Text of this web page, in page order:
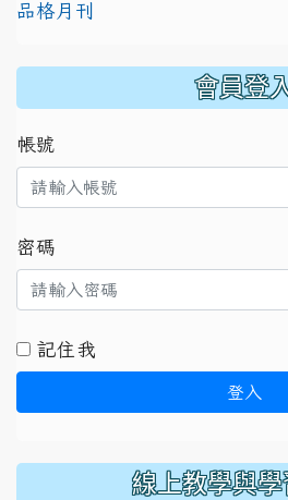
品格月刊
會員登
帳號
密碼
記住我
登入
線上教學與